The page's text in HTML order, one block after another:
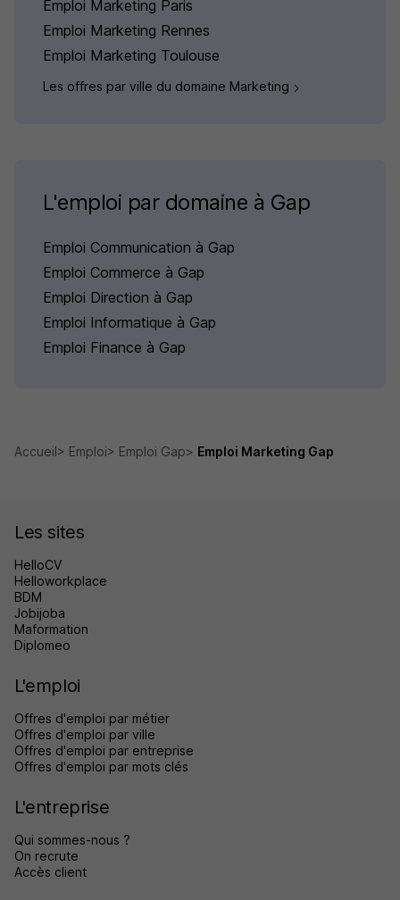
Emploi Marketing Paris
Emploi Marketing Rennes
Emploi Marketing Toulouse
Les offres par ville du domaine Marketing
L'emploi par domaine à Gap
Emploi Communication à Gap
Emploi Commerce à Gap
Emploi Direction à Gap
Emploi Informatique à Gap
Emploi Finance à Gap
Accueil Emploi Emploi Gap Emploi Marketing Gap
Les sites
HelloCV
Helloworkplace
BDM
Jobijoba
Maformation
Diplomeo
L'emploi
Offres d'emploi par métier
Offres d'emploi par ville
Offres d'emploi par entreprise
Offres d'emploi par mots clés
L'entreprise
Qui sommes-nous ?
On recrute
Accès client